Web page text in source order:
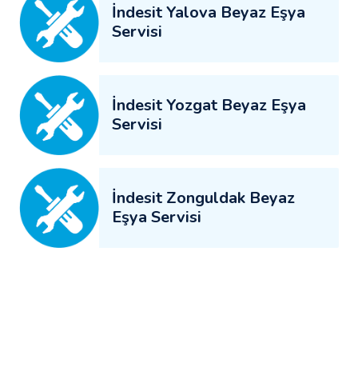
İndesit Yalova Beyaz Eşya
Servisi
İndesit Yozgat Beyaz Eşya
Servisi
İndesit Zonguldak Beyaz
Eşya Servisi